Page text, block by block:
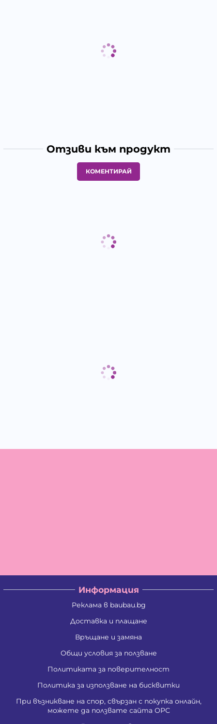
Отзиви към продукт
КОМЕНТИРАЙ
Информация
Реклама в baubau.bg
Доставка и плащане
Връщане и замяна
Общи условия за ползване
Политиката за поверителност
Политика за използване на бисквитки
При възникване на спор, свързан с покупка онлайн,
можете да ползвате сайта ОРС